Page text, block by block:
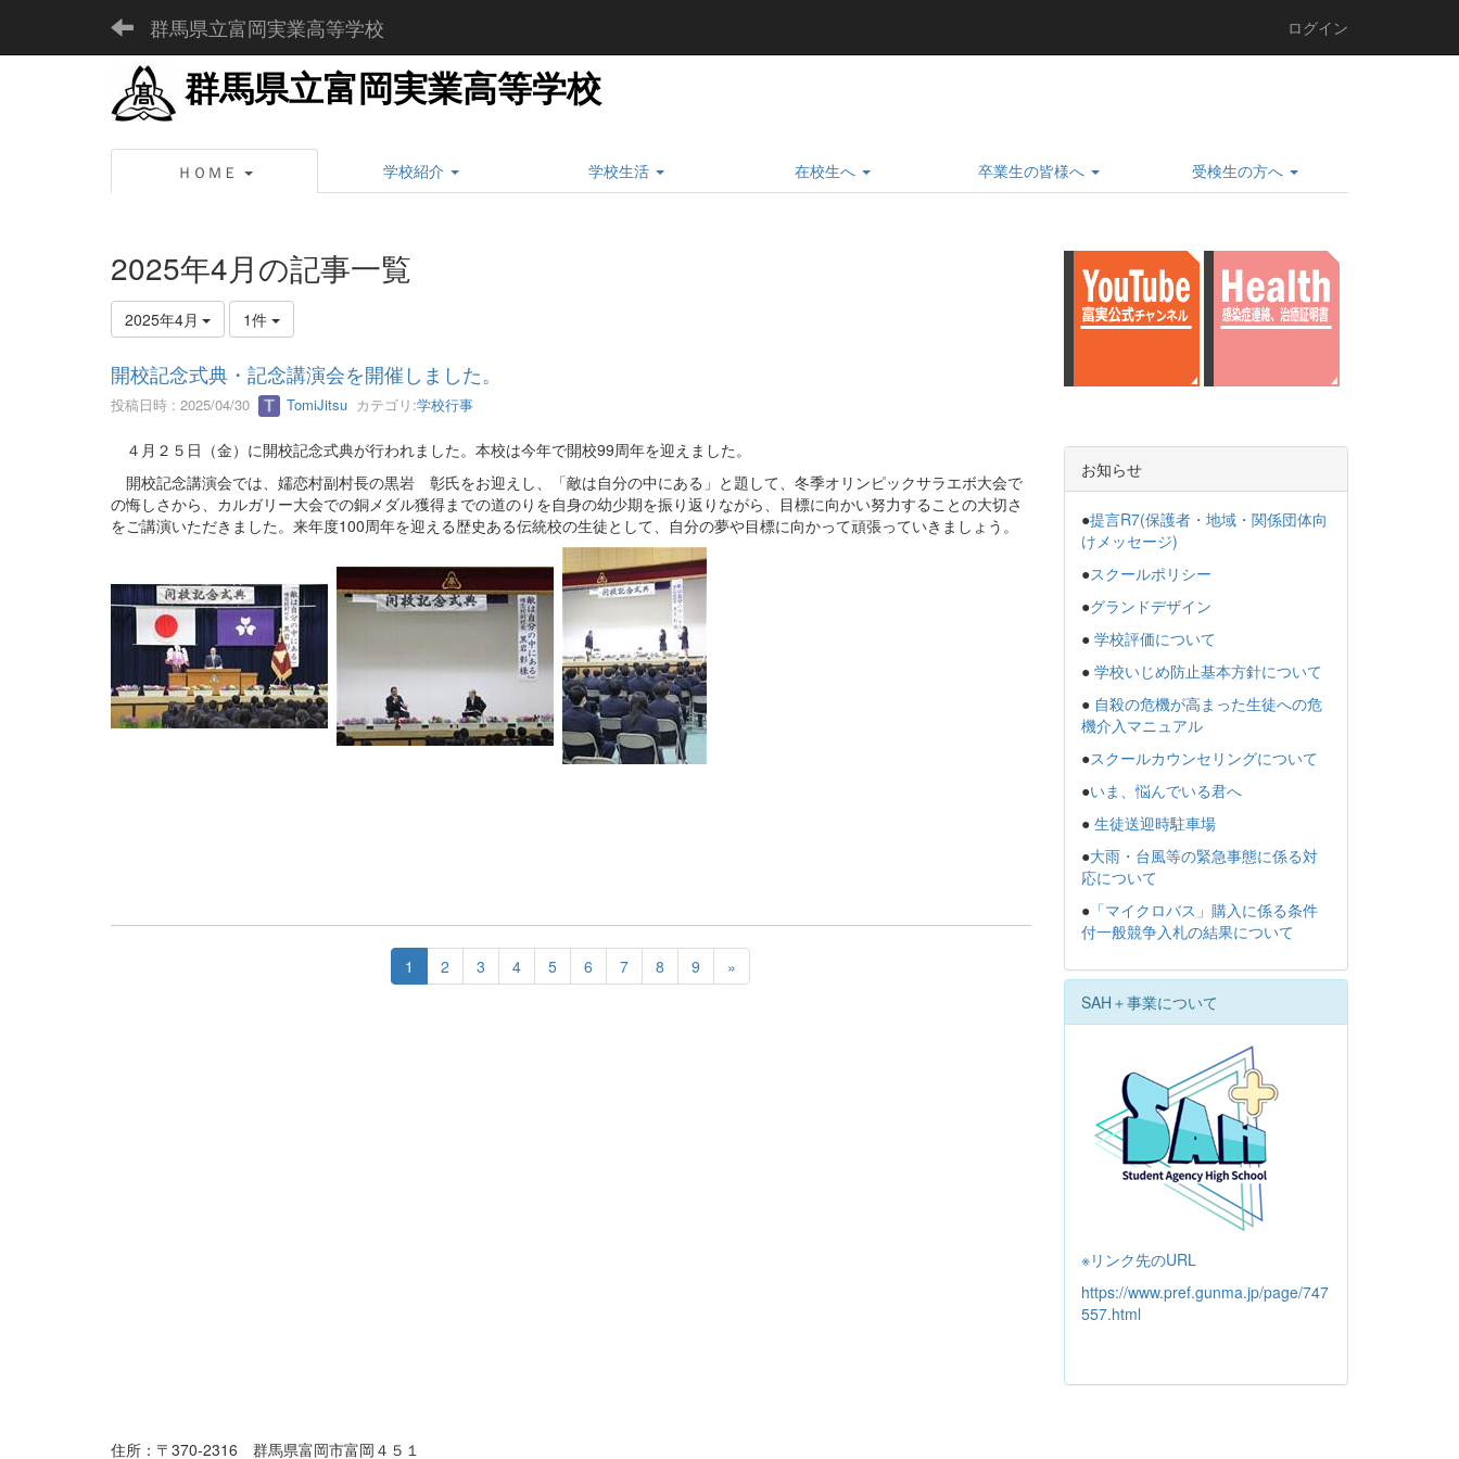
群馬県立富岡実業高等学校 ログイン
群馬県立富岡実業高等学校
ＨＯＭＥ 学校紹介 学校生活 在校生へ 卒業生の皆様へ 受検生の方へ
2025年4月の記事一覧
2025年4月 1件
開校記念式典・記念講演会を開催しました。
投稿日時 : 2025/04/30 TomiJitsu カテゴリ:学校行事
４月２５日（金）に開校記念式典が行われました。本校は今年で開校99周年を迎えました。
開校記念講演会では、嬬恋村副村長の黒岩 彰氏をお迎えし、「敵は自分の中にある」と題して、冬季オリンピックサラエボ大会で
の悔しさから、カルガリー大会での銅メダル獲得までの道のりを自身の幼少期を振り返りながら、目標に向かい努力することの大切さ
をご講演いただきました。来年度100周年を迎える歴史ある伝統校の生徒として、自分の夢や目標に向かって頑張っていきましょう。
1 2 3 4 5 6 7 8 9 »
お知らせ
●提言R7(保護者・地域・関係団体向
けメッセージ)
●スクールポリシー
●グランドデザイン
● 学校評価について
● 学校いじめ防止基本方針について
● 自殺の危機が高まった生徒への危
機介入マニュアル
●スクールカウンセリングについて
●いま、悩んでいる君へ
● 生徒送迎時駐車場
●大雨・台風等の緊急事態に係る対
応について
●「マイクロバス」購入に係る条件
付一般競争入札の結果について
SAH＋事業について
※リンク先のURL
https://www.pref.gunma.jp/page/747
557.html
住所：〒370-2316 群馬県富岡市富岡４５１